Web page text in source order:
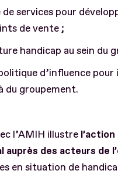
services pour
de vente ;
handicap au sein du
d’influence
du groupement.
l’AMIH illustre
des acteurs de
en situation de